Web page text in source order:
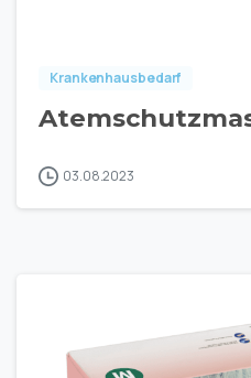
Krankenhausbedarf
03.08.2023